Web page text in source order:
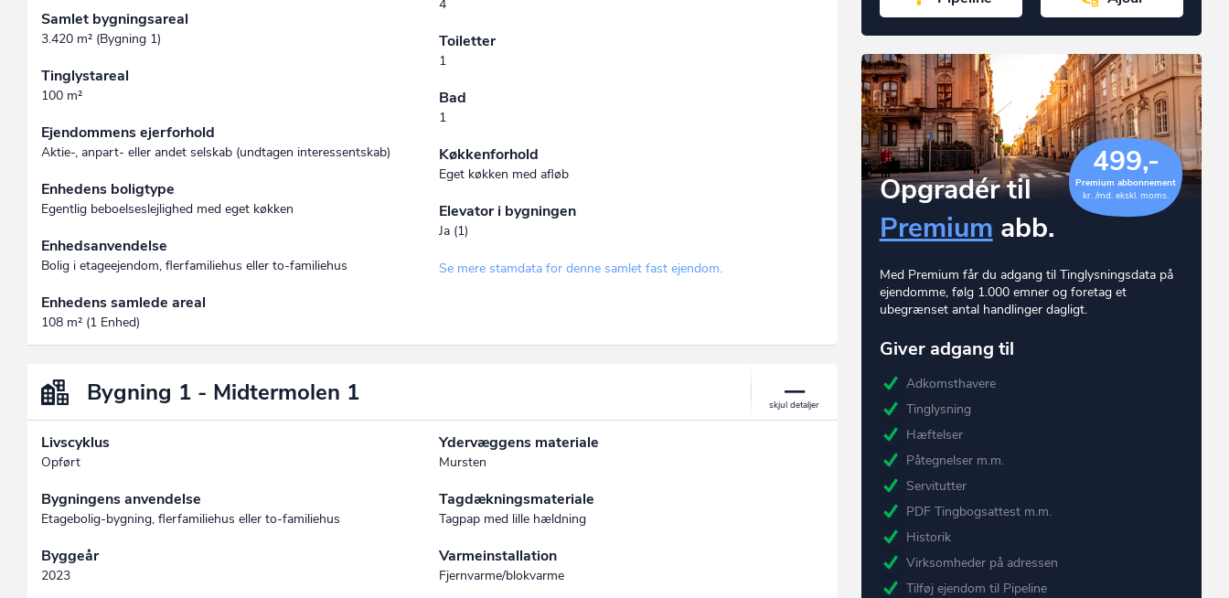
Samlet bygningsareal
3.420 m² (Bygning 1)
Tinglystareal
100 m²
Ejendommens ejerforhold
Aktie-, anpart- eller andet selskab (undtagen interessent­skab)
Enhedens boligtype
Egentlig beboelseslejlighed med eget køkken
Enhedsanvendelse
Bolig i etageejendom, flerfamiliehus eller to-familiehus
Enhedens samlede areal
108 m² (1 Enhed)
4
Toiletter
1
Bad
1
Køkkenforhold
Eget køkken med afløb
Elevator i bygningen
Ja (1)
Se mere stamdata for denne samlet fast ejendom.
Bygning 1 - Midtermolen 1
Livscyklus
Opført
Bygningens anvendelse
Etagebolig-bygning, flerfamiliehus eller to-familiehus
Byggeår
2023
Ydervæggens materiale
Mursten
Tagdækningsmateriale
Tagpap med lille hældning
Varmeinstallation
Fjernvarme/blokvarme
499,-
Premium abbonnement
kr. /md. ekskl. moms.
Opgradér til
Premium abb.
Med Premium får du adgang til Tinglysningsdata på
ejendomme, følg 1.000 emner og foretag et
ubegrænset antal handlinger dagligt.
Giver adgang til
Adkomsthavere
Tinglysning
Hæftelser
Påtegnelser m.m.
Servitutter
PDF Tingbogsattest m.m.
Historik
Virksomheder på adressen
Tilføj ejendom til Pipeline